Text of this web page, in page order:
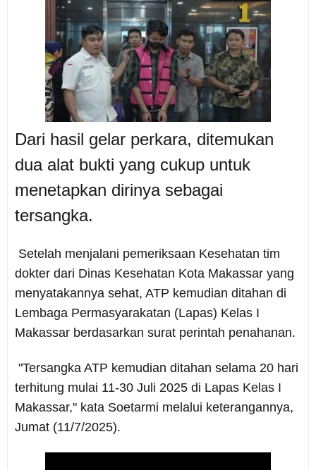
Dari hasil gelar perkara, ditemukan
dua alat bukti yang cukup untuk
menetapkan dirinya sebagai
tersangka.
Setelah menjalani pemeriksaan Kesehatan tim
dokter dari Dinas Kesehatan Kota Makassar yang
menyatakannya sehat, ATP kemudian ditahan di
Lembaga Permasyarakatan (Lapas) Kelas I
Makassar berdasarkan surat perintah penahanan.
"Tersangka ATP kemudian ditahan selama 20 hari
terhitung mulai 11-30 Juli 2025 di Lapas Kelas I
Makassar," kata Soetarmi melalui keterangannya,
Jumat (11/7/2025).